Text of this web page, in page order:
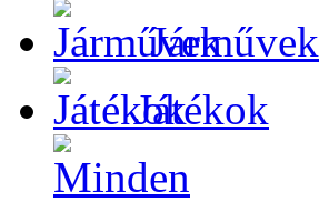
Járművek
Játékok